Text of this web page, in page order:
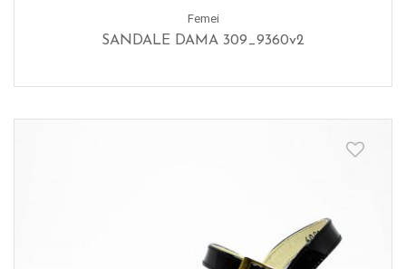
Femei
SANDALE DAMA 309_9360v2